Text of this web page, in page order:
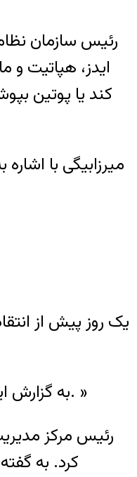
رئیس سازمان
ایدز، هپاتیت
کند یا پوتین
میرزابیگی با
یک روز پیش از
به گزارش ایسنا دکتر محمد مهدی گویا گفت: «برای فعال‌تر شدن این گونه مراکز به نیروی انسانی و تجهیز مراکز بهداشتی درمانی نیاز است. »
رئیس مرکز
کرد. به